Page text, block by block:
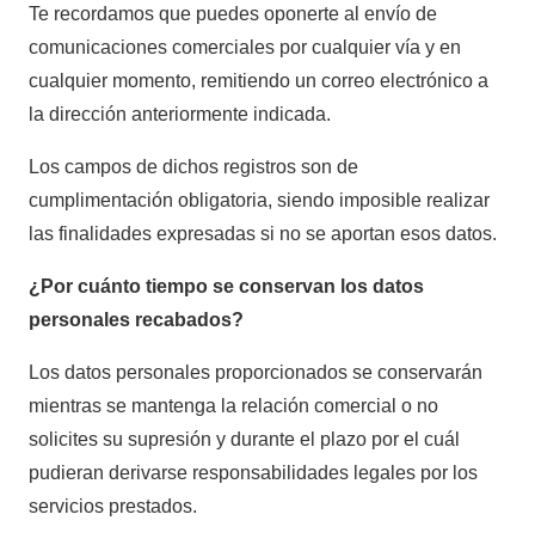
Te recordamos que puedes oponerte al envío de
comunicaciones comerciales por cualquier vía y en
cualquier momento, remitiendo un correo electrónico a
la dirección anteriormente indicada.
Los campos de dichos registros son de
cumplimentación obligatoria, siendo imposible realizar
las finalidades expresadas si no se aportan esos datos.
¿Por cuánto tiempo se conservan los datos
personales recabados?
Los datos personales proporcionados se conservarán
mientras se mantenga la relación comercial o no
solicites su supresión y durante el plazo por el cuál
pudieran derivarse responsabilidades legales por los
servicios prestados.